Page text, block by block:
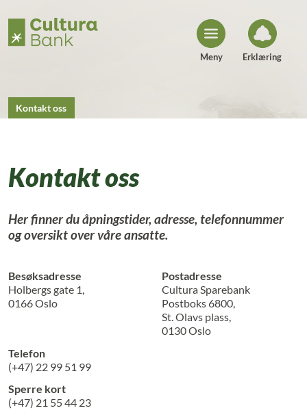
o
Meny Erklæring
Kontakt oss
Kontakt oss
Her finner du åpningstider, adresse, telefonnummer
og oversikt over våre ansatte.
Besøksadresse
Holbergs gate 1,
0166 Oslo
Postadresse
Cultura Sparebank
Postboks 6800,
St. Olavs plass,
0130 Oslo
Telefon
(+47) 22 99 51 99
Sperre kort
(+47) 21 55 44 23